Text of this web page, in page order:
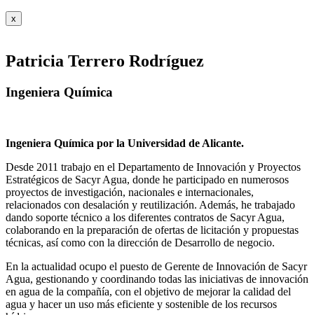
x
Patricia Terrero Rodríguez
Ingeniera Química
Ingeniera Química por la Universidad de Alicante.
Desde 2011 trabajo en el Departamento de Innovación y Proyectos
Estratégicos de Sacyr Agua, donde he participado en numerosos
proyectos de investigación, nacionales e internacionales,
relacionados con desalación y reutilización. Además, he trabajado
dando soporte técnico a los diferentes contratos de Sacyr Agua,
colaborando en la preparación de ofertas de licitación y propuestas
técnicas, así como con la dirección de Desarrollo de negocio.
En la actualidad ocupo el puesto de Gerente de Innovación de Sacyr
Agua, gestionando y coordinando todas las iniciativas de innovación
en agua de la compañía, con el objetivo de mejorar la calidad del
agua y hacer un uso más eficiente y sostenible de los recursos